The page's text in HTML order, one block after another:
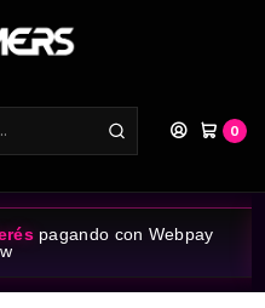
0
pagando con Webpay